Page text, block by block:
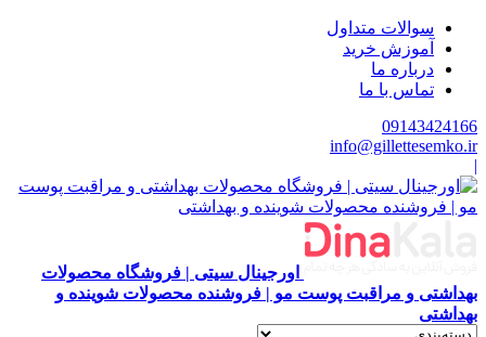
سوالات متداول
آموزش خرید
درباره ما
تماس با ما
09143424166
info@gillettesemko.ir
|
اورجینال سیتی | فروشگاه محصولات
بهداشتی و مراقبت پوست مو | فروشنده محصولات شوینده و
بهداشتی